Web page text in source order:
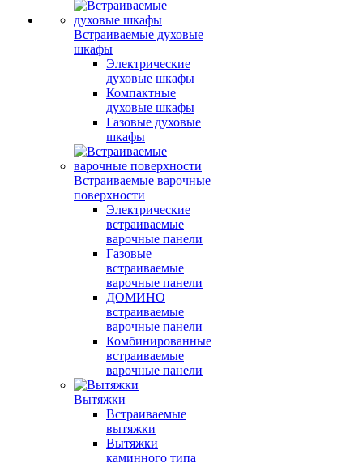
Встраиваемые духовые
шкафы
Электрические
духовые шкафы
Компактные
духовые шкафы
Газовые духовые
шкафы
Встраиваемые варочные
поверхности
Электрические
встраиваемые
варочные панели
Газовые
встраиваемые
варочные панели
ДОМИНО
встраиваемые
варочные панели
Комбинированные
встраиваемые
варочные панели
Вытяжки
Встраиваемые
вытяжки
Вытяжки
каминного типа